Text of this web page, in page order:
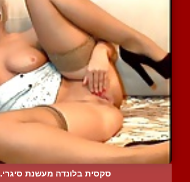
סקסית בלונדה מעשנת